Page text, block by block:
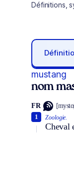
Définitions,
mustang
nom
FR
Zoologie.
Cheval
1